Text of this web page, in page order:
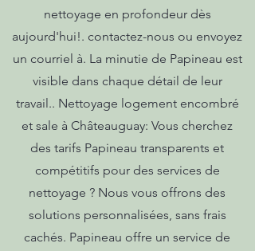
nettoyage en profondeur dès
aujourd'hui!. contactez-nous ou envoyez
un courriel à. La minutie de Papineau est
visible dans chaque détail de leur
travail.. Nettoyage logement encombré
et sale à Châteauguay: Vous cherchez
des tarifs Papineau transparents et
compétitifs pour des services de
nettoyage ? Nous vous offrons des
solutions personnalisées, sans frais
cachés. Papineau offre un service de